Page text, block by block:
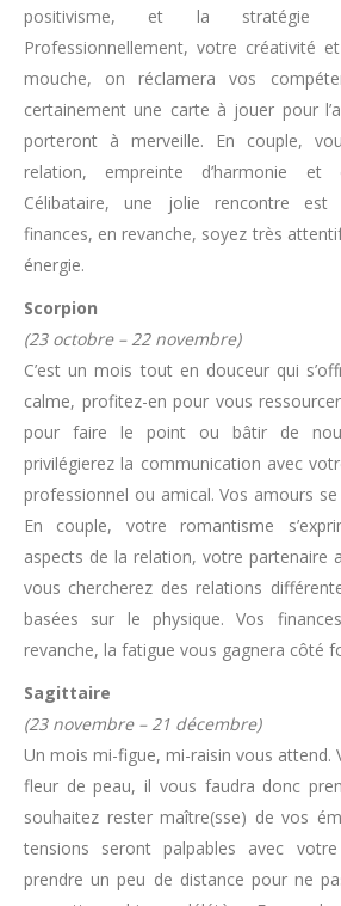
positivisme, et la stratégie
Professionnellement, votre créativité
mouche, on réclamera vos
certainement une carte à jouer pour
porteront à merveille. En couple,
relation, empreinte d’harmonie et
Célibataire, une jolie rencontre est
finances, en revanche, soyez très
énergie.
Scorpion
(23 octobre – 22 novembre)
C’est un mois tout en douceur qui
calme, profitez-en pour vous
pour faire le point ou bâtir de
privilégierez la communication avec
professionnel ou amical. Vos amours
En couple, votre romantisme
aspects de la relation, votre partenaire
vous chercherez des relations
basées sur le physique. Vos
revanche, la fatigue vous gagnera côté
Sagittaire
(23 novembre – 21 décembre)
Un mois mi-figue, mi-raisin vous attend.
fleur de peau, il vous faudra donc
souhaitez rester maître(sse) de vos
tensions seront palpables avec
prendre un peu de distance pour ne